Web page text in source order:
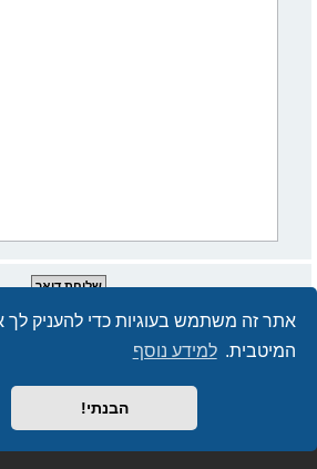
אתר זה משתמש בעוגיות כדי להעניק לך
המיטבית. למידע נוסף
הבנתי!
מחיקת
Revolution style by
מבוסס עלphpBB.co.il - פורומים בעברית . © 2017 - phpBB.co.il.